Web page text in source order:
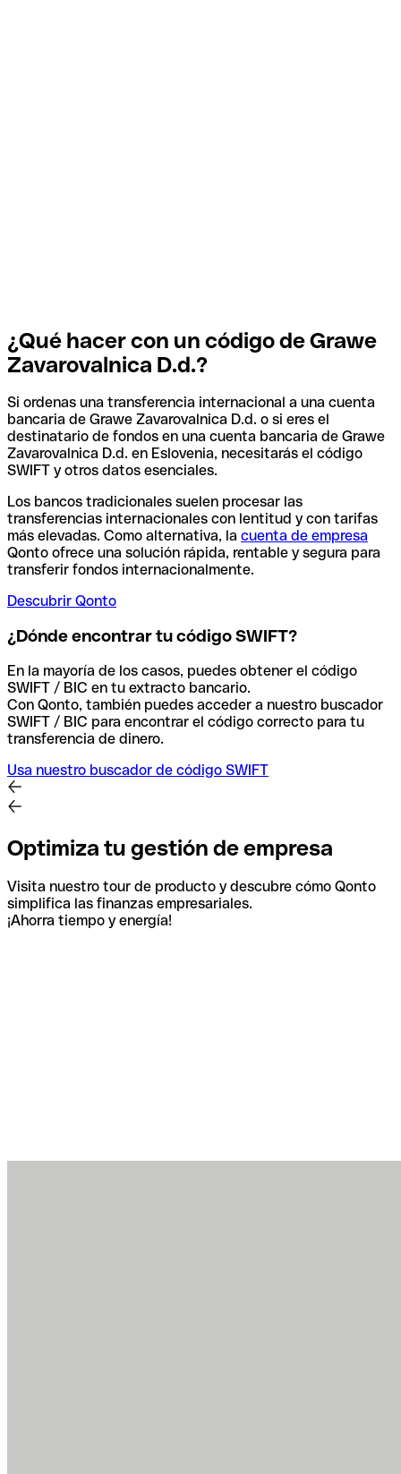
¿Qué hacer con un código de Grawe
Zavarovalnica D.d.?
Si ordenas una transferencia internacional a una cuenta
bancaria de Grawe Zavarovalnica D.d. o si eres el
destinatario de fondos en una cuenta bancaria de Grawe
Zavarovalnica D.d. en Eslovenia, necesitarás el código
SWIFT y otros datos esenciales.
Los bancos tradicionales suelen procesar las
transferencias internacionales con lentitud y con tarifas
más elevadas. Como alternativa, la cuenta de empresa
Qonto ofrece una solución rápida, rentable y segura para
transferir fondos internacionalmente.
Descubrir Qonto
¿Dónde encontrar tu código SWIFT?
En la mayoría de los casos, puedes obtener el código
SWIFT / BIC en tu extracto bancario.
Con Qonto, también puedes acceder a nuestro buscador
SWIFT / BIC para encontrar el código correcto para tu
transferencia de dinero.
Usa nuestro buscador de código SWIFT
Optimiza tu gestión de empresa
Visita nuestro tour de producto y descubre cómo Qonto
simplifica las finanzas empresariales.
¡Ahorra tiempo y energía!